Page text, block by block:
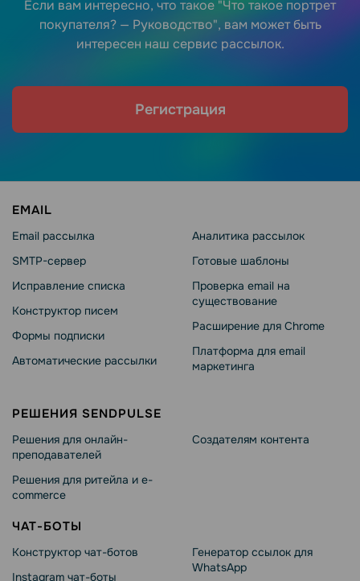
Если вам интересно, что такое "Что такое портрет
покупателя? — Руководство", вам может быть
интересен наш сервис рассылок.
Регистрация
EMAIL
Email рассылка
SMTP-сервер
Исправление списка
Конструктор писем
Формы подписки
Автоматические рассылки
Аналитика рассылок
Готовые шаблоны
Проверка email на
существование
Расширение для Chrome
Платформа для email
маркетинга
РЕШЕНИЯ SENDPULSE
Решения для онлайн-
преподавателей
Решения для ритейла и e-
commerce
Создателям контента
ЧАТ-БОТЫ
Конструктор чат-ботов
Instagram чат-боты
Генератор ссылок для
WhatsApp